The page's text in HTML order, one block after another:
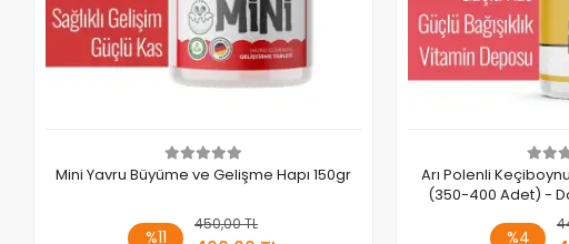
Mini Yavru Büyüme ve Gelişme Hapı 150gr
%11
450,00 TLSepete Ekle
Arı Polenli
(350-400 Adet) -
%4